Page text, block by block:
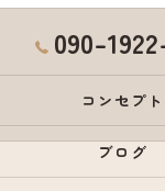
090-
コンセプト
ブログ